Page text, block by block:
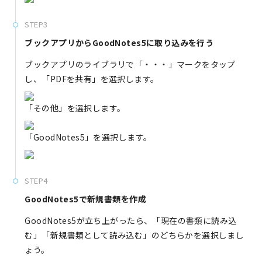
STEP3
ブックアプリからGoodNotes5に取り込みを行う
ブックアプリのライブラリで「・・・」マークをタップ
し、「PDFを共有」を選択します。
「その他」を選択します。
「GoodNotes5」を選択します。
STEP4
GoodNotes5で新規書類を作成
GoodNotes5が立ち上がったら、「現在の書類に読み込
む」「新規書類として読み込む」のどちらかを選択しまし
ょう。